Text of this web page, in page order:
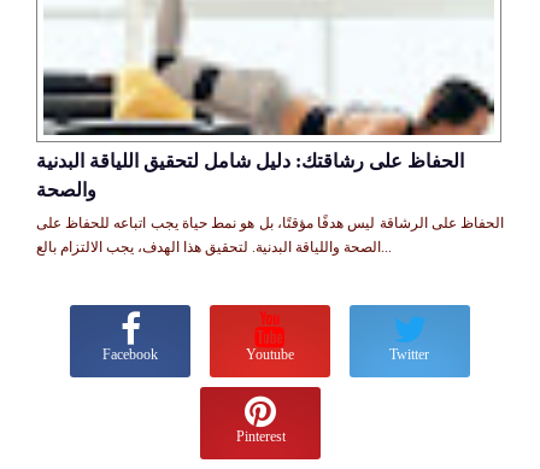
الحفاظ على رشاقتك: دليل شامل لتحقيق اللياقة البدنية
والصحة
الحفاظ على الرشاقة ليس هدفًا مؤقتًا، بل هو نمط حياة يجب اتباعه للحفاظ على
الصحة واللياقة البدنية. لتحقيق هذا الهدف، يجب الالتزام بالع...
Facebook Youtube Twitter
Pinterest